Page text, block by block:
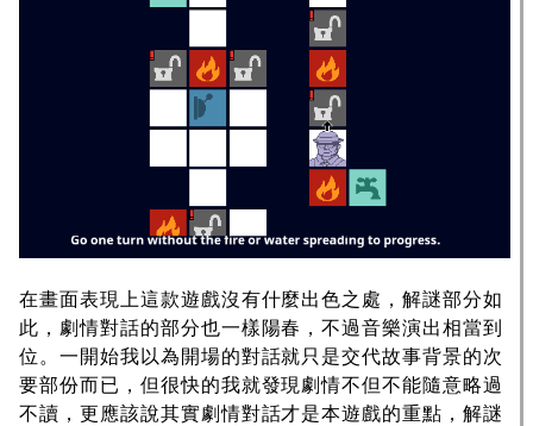
在畫面表現上這款遊戲沒有什麼出色之處，解謎部分如
此，劇情對話的部分也一樣陽春，不過音樂演出相當到
位。一開始我以為開場的對話就只是交代故事背景的次
要部份而已，但很快的我就發現劇情不但不能隨意略過
不讀，更應該說其實劇情對話才是本遊戲的重點，解謎